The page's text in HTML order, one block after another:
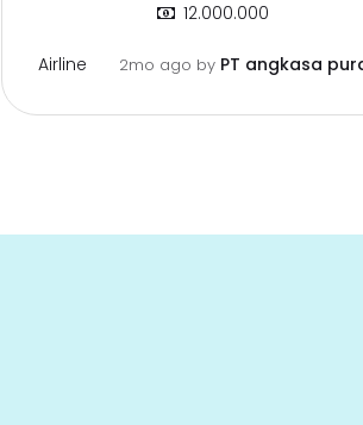
12.000.000
Airline 2mo ago by PT angkasa